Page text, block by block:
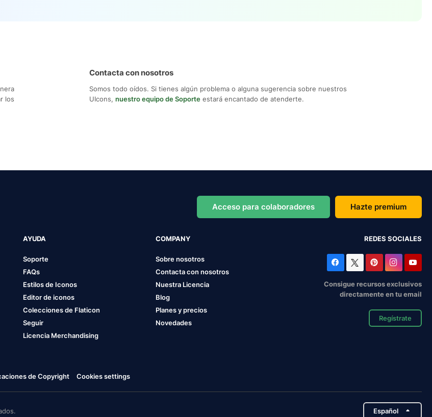
los
Contacta con nosotros
Somos todo oídos. Si tienes algún problema o alguna sugerencia sobre nuestros
UIcons, nuestro equipo de Soporte estará encantado de atenderte.
Acceso para colaboradores Hazte premium
AYUDA
Soporte
FAQs
Estilos de Iconos
Editor de iconos
Colecciones de Flaticon
Seguir
Licencia Merchandising
COMPANY
Sobre nosotros
Contacta con nosotros
Nuestra Licencia
Blog
Planes y precios
Novedades
REDES SOCIALES
Consigue recursos exclusivos
directamente en tu email
Regístrate
de Copyright Cookies settings
Español